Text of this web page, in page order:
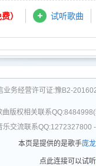
） 试听歌曲
业务经营许可证:豫B2-
版权相关联系
乐交流联系QQ:1272327800
本页是提供的是歌手庞龙
点此连接可以试听